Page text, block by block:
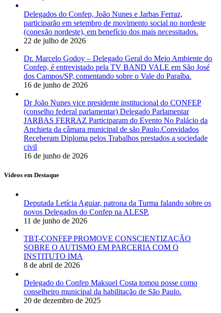
Delegados do Confep, João Nunes e Jarbas Ferraz,
participarão em setembro de movimento social no nordeste
(conexão nordeste), em benefício dos mais necessitados.
22 de julho de 2026
Dr. Marcelo Godoy – Delegado Geral do Meio Ambiente do
Confep, é entrevistado pela TV BAND VALE em São José
dos Campos/SP, comentando sobre o Vale do Paraíba.
16 de junho de 2026
Dr João Nunes vice presidente institucional do CONFEP
(conselho federal parlamentar) Delegado Parlamentar
JARBAS FERRAZ Participaram do Evento No Palácio da
Anchieta da câmara municipal de são Paulo.Convidados
Receberam Diploma pelos Trabalhos prestados a sociedade
civil
16 de junho de 2026
Vídeos em Destaque
Deputada Letícia Aguiar, patrona da Turma falando sobre os
novos Delegados do Confep na ALESP.
11 de junho de 2026
TBT-CONFEP PROMOVE CONSCIENTIZAÇÃO
SOBRE O AUTISMO EM PARCERIA COM O
INSTITUTO IMA
8 de abril de 2026
Delegado do Confep Maksuel Costa tomou posse como
conselheiro municipal da habilitação de São Paulo.
20 de dezembro de 2025